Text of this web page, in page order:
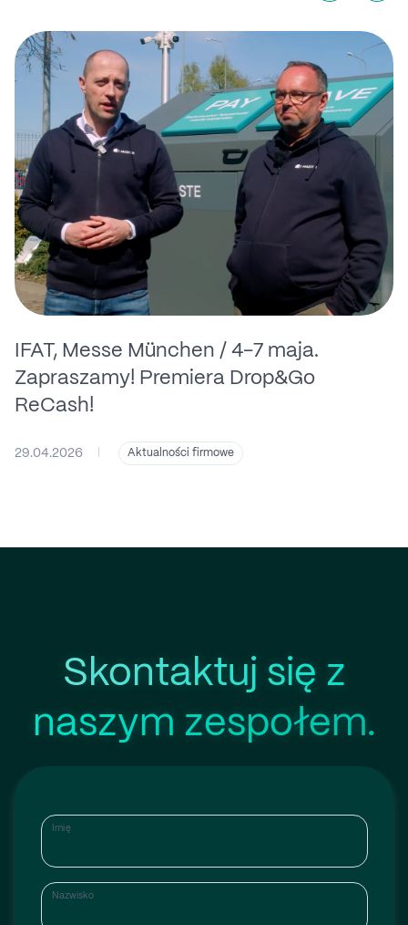
IFAT, Messe München / 4-7 maja.
Zapraszamy! Premiera Drop&Go
ReCash!
29.04.2026 Aktualności firmowe
Skontaktuj się z
naszym zespołem.
Imię
Nazwisko